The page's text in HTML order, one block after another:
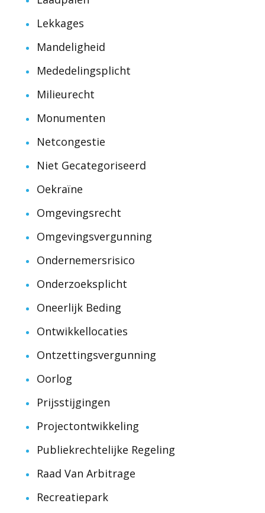
Lekkages
Mandeligheid
Mededelingsplicht
Milieurecht
Monumenten
Netcongestie
Niet Gecategoriseerd
Oekraïne
Omgevingsrecht
Omgevingsvergunning
Ondernemersrisico
Onderzoeksplicht
Oneerlijk Beding
Ontwikkellocaties
Ontzettingsvergunning
Oorlog
Prijsstijgingen
Projectontwikkeling
Publiekrechtelijke Regeling
Raad Van Arbitrage
Recreatiepark